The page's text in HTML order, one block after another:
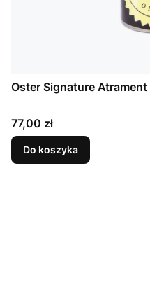
Cena
77,00 zł
Do koszyka